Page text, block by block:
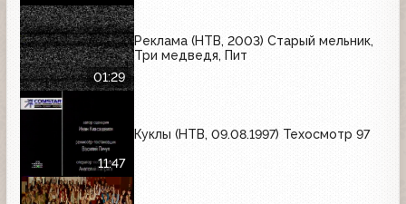
01:29
Реклама (НТВ, 2003) Старый мельник,
Три медведя, Пит
11:47
Куклы (НТВ, 09.08.1997) Техосмотр 97